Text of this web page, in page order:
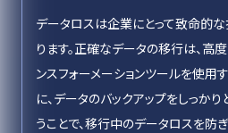
データロスは企業にとって致命的
ります。正確なデータの移行は、高
ンスフォーメーションツールを使用
に、データのバックアップをしっか
うことで、移行中のデータロスを防ぎ